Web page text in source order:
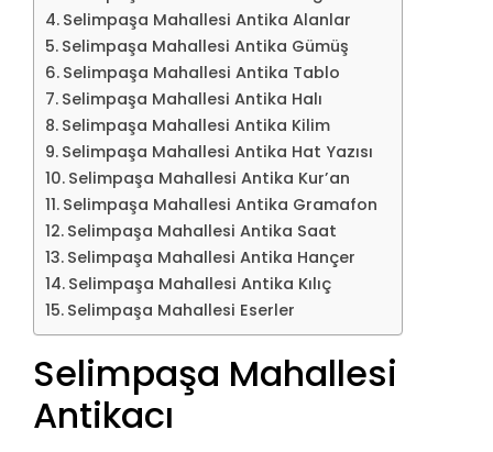
Selimpaşa Mahallesi Antika Alanlar
Selimpaşa Mahallesi Antika Gümüş
Selimpaşa Mahallesi Antika Tablo
Selimpaşa Mahallesi Antika Halı
Selimpaşa Mahallesi Antika Kilim
Selimpaşa Mahallesi Antika Hat Yazısı
Selimpaşa Mahallesi Antika Kur’an
Selimpaşa Mahallesi Antika Gramafon
Selimpaşa Mahallesi Antika Saat
Selimpaşa Mahallesi Antika Hançer
Selimpaşa Mahallesi Antika Kılıç
Selimpaşa Mahallesi Eserler
Selimpaşa Mahallesi
Antikacı